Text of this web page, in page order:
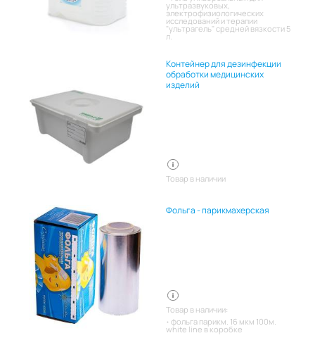
ультразвуковых,
электрофизиологических
исследований и терапии
"ультрагель" средней вязкости 5
л.
Контейнер для дезинфекции
обработки медицинских
изделий
Товар в наличии
Фольга - парикмахерская
Товар в наличии:
фольга парикм. 16 мкм 100м.
white line в коробке